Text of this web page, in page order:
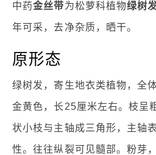
中药金丝带为松萝科植物绿树
年可采，去净杂质，晒干。
原形态
绿树发，寄生地衣类植物，全
金黄色，长25厘米左右。枝呈
状小枝与主轴成三角形，主轴
性。往往纵裂可见髓部。粉芽